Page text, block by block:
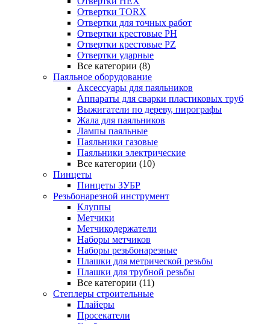
Отвертки TORX
Отвертки для точных работ
Отвертки крестовые PH
Отвертки крестовые PZ
Отвертки ударные
Все категории (8)
Паяльное оборудование
Аксессуары для паяльников
Аппараты для сварки пластиковых труб
Выжигатели по дереву, пирографы
Жала для паяльников
Лампы паяльные
Паяльники газовые
Паяльники электрические
Все категории (10)
Пинцеты
Пинцеты ЗУБР
Резьбонарезной инструмент
Клуппы
Метчики
Метчикодержатели
Наборы метчиков
Наборы резьбонарезные
Плашки для метрической резьбы
Плашки для трубной резьбы
Все категории (11)
Степлеры строительные
Плайеры
Просекатели